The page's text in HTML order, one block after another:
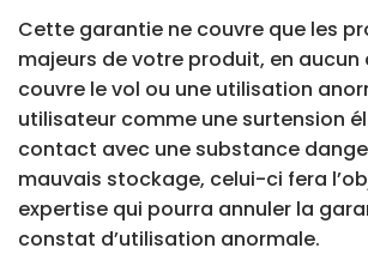
Cette garantie ne couvre que les
majeurs de votre produit, en aucun
couvre le vol ou une utilisation
utilisateur comme une surtension
contact avec une substance
mauvais stockage, celui-ci fera
expertise qui pourra annuler la
constat d’utilisation anormale.